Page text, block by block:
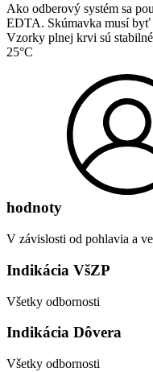
Ako odberový systém sa
EDTA. Skúmavka musí byť
Vzorky plnej krvi sú
25°C
hodnoty
V závislosti od pohlavia a
Indikácia VšZP
Všetky odbornosti
Indikácia Dôvera
Všetky odbornosti